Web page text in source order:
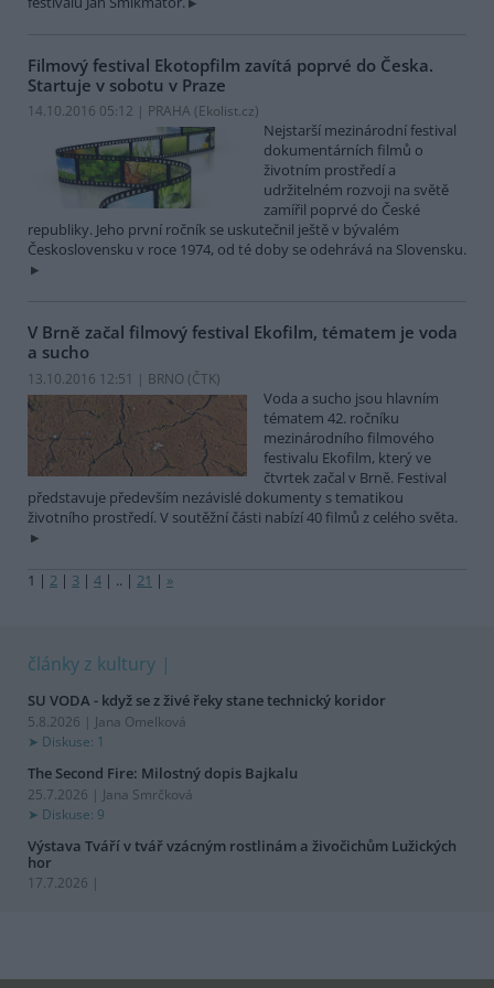
Filmový festival Ekotopfilm zavítá poprvé do Česka.
Startuje v sobotu v Praze
14.10.2016 05:12 | PRAHA (Ekolist.cz)
Nejstarší mezinárodní festival
dokumentárních filmů o
životním prostředí a
udržitelném rozvoji na světě
zamířil poprvé do České
republiky. Jeho první ročník se uskutečnil ještě v bývalém
Československu v roce 1974, od té doby se odehrává na Slovensku.
V Brně začal filmový festival Ekofilm, tématem je voda
a sucho
13.10.2016 12:51 | BRNO (ČTK)
Voda a sucho jsou hlavním
tématem 42. ročníku
mezinárodního filmového
festivalu Ekofilm, který ve
čtvrtek začal v Brně. Festival
představuje především nezávislé dokumenty s tematikou
životního prostředí. V soutěžní části nabízí 40 filmů z celého světa.
1 | 2 | 3 | 4 | .. | 21 | »
články z kultury
SU VODA - když se z živé řeky stane technický koridor
5.8.2026 | Jana Omelková
Diskuse: 1
The Second Fire: Milostný dopis Bajkalu
25.7.2026 | Jana Smrčková
Diskuse: 9
Výstava Tváří v tvář vzácným rostlinám a živočichům Lužických
hor
17.7.2026 |